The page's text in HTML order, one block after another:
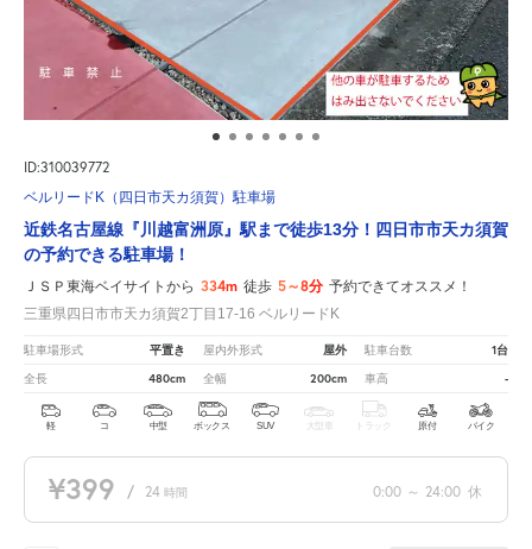
ID:310039772
ベルリードK（四日市天カ須賀）駐車場
近鉄名古屋線『川越富洲原』駅まで徒歩13分！四日市市天カ須賀
の予約できる駐車場！
ＪＳＰ東海ベイサイトから 334m 徒歩 5～8分 予約できてオススメ！
三重県四日市市天カ須賀2丁目17-16 ベルリードK
駐車場形式 平置き 屋内外形式 屋外 駐車台数 1台
全長 480cm 全幅 200cm 車高 -
軽 コ 中型 ボックス SUV 大型車 トラック 原付 バイク
¥399 / 24 時間 0:00 ～ 24:00 休